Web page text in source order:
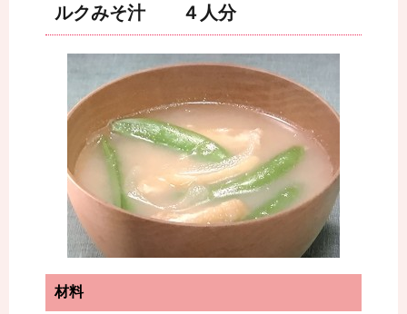
ルクみそ汁 ４人分
材料